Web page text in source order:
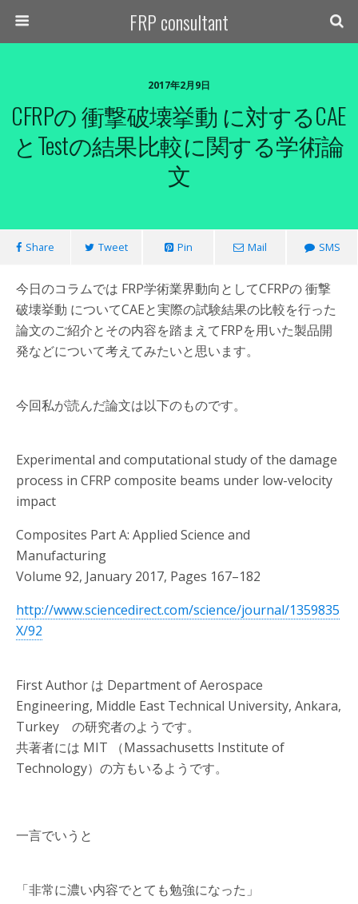
FRP consultant
2017年2月9日
CFRPの 衝撃破壊挙動 に対するCAE
とTestの結果比較に関する学術論
文
Share Tweet Pin Mail SMS
今日のコラムでは FRP学術業界動向としてCFRPの 衝撃
破壊挙動 についてCAEと実際の試験結果の比較を行った
論文のご紹介とその内容を踏まえてFRPを用いた製品開
発などについて考えてみたいと思います。
今回私が読んだ論文は以下のものです。
Experimental and computational study of the damage
process in CFRP composite beams under low-velocity
impact
Composites Part A: Applied Science and
Manufacturing
Volume 92, January 2017, Pages 167–182
http://www.sciencedirect.com/science/journal/1359835
X/92
First Author は Department of Aerospace
Engineering, Middle East Technical University, Ankara,
Turkey の研究者のようです。
共著者には MIT （Massachusetts Institute of
Technology）の方もいるようです。
一言でいうと
「非常に濃い内容でとても勉強になった」